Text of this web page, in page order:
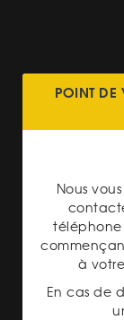
POINT
Nous
à
En cas de